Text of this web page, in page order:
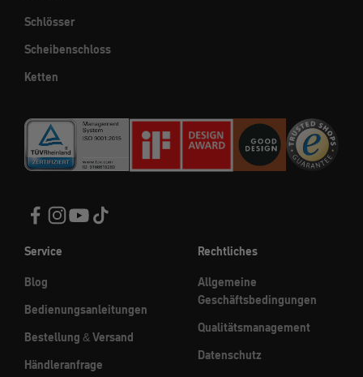
Schlösser
Scheibenschloss
Ketten
Service
Blog
Bedienungsanleitungen
Bestellung & Versand
Händleranfrage
Rechtliches
Allgemeine
Geschäftsbedingungen
Qualitätsmanagement
Datenschutz